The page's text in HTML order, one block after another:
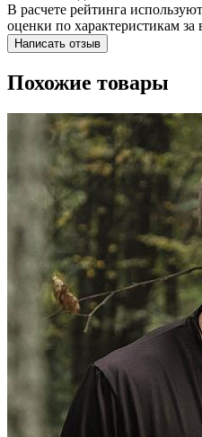
В расчете рейтинга
оценки по характеристикам за
Написать отзыв
Похожие товары